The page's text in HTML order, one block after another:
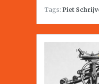
Tags: Piet